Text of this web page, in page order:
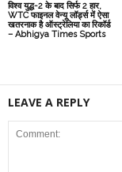
विश्व युद्ध-2 के बाद सिर्फ 2 हार,
WTC फाइनल वेन्यू लॉर्ड्स में ऐसा
खतरनाक है ऑस्ट्रेलिया का रिकॉर्ड
– Abhigya Times Sports
LEAVE A REPLY